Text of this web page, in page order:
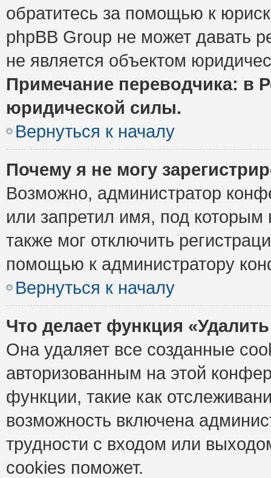
обратитесь за помощью к
phpBB Group не может давать
не является объектом
Примечание переводчика: в
юридической силы.
Вернуться к началу
Почему я не могу
Возможно, администратор
или запретил имя, под которым
также мог отключить
помощью к администратору
Вернуться к началу
Что делает функция
Она удаляет все созданные
авторизованным на этой
функции, такие как
возможность включена
трудности с входом или
cookies поможет.